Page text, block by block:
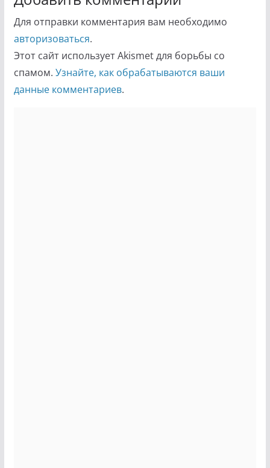
Для отправки комментария вам необходимо
авторизоваться.
Этот сайт использует Akismet для борьбы со
спамом. Узнайте, как обрабатываются ваши
данные комментариев.